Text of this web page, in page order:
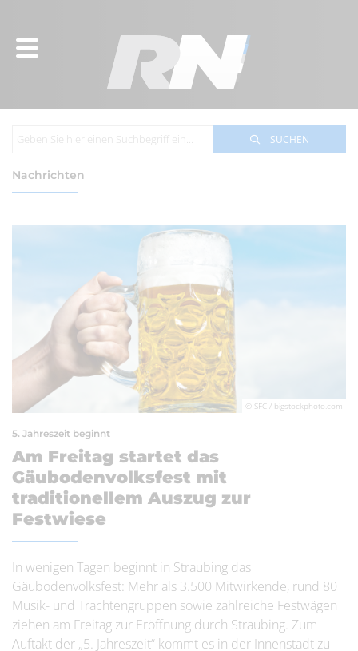
SUCHEN
Nachrichten
© SFC / bigstockphoto.com
5. Jahreszeit beginnt
Am Freitag startet das
Gäubodenvolksfest mit
traditionellem Auszug zur
Festwiese
In wenigen Tagen beginnt in Straubing das
Gäubodenvolksfest: Mehr als 3.500 Mitwirkende, rund 80
Musik- und Trachtengruppen sowie zahlreiche Festwägen
ziehen am Freitag zur Eröffnung durch Straubing. Zum
Auftakt der „5. Jahreszeit“ kommt es in der Innenstadt zu